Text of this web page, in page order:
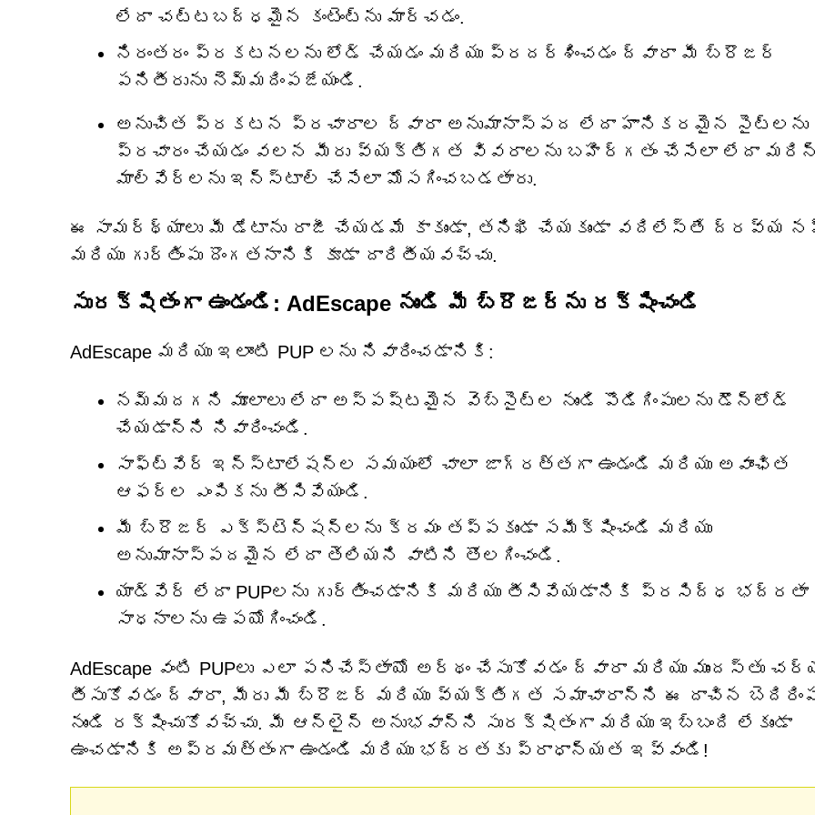
లేదా చట్టబద్ధమైన కంటెంట్‌ను మార్చడం.
నిరంతరం ప్రకటనలను లోడ్ చేయడం మరియు ప్రదర్శించడం ద్వారా మీ బ్రౌజర్
పనితీరును నెమ్మదింపజేయండి.
అనుచిత ప్రకటన ప్రచారాల ద్వారా అనుమానాస్పద లేదా హానికరమైన సైట్‌లను
ప్రచారం చేయడం వలన మీరు వ్యక్తిగత వివరాలను బహిర్గతం చేసేలా లేదా
మాల్వేర్‌లను ఇన్‌స్టాల్ చేసేలా మోసగించబడతారు.
ఈ సామర్థ్యాలు మీ డేటాను రాజీ చేయడమే కాకుండా, తనిఖీ చేయకుండా వదిలేస్తే ద్రవ్య
మరియు గుర్తింపు దొంగతనానికి కూడా దారితీయవచ్చు.
సురక్షితంగా ఉండండి: AdEscape నుండి మీ బ్రౌజర్‌ను రక్షించండి
AdEscape మరియు ఇలాంటి PUP లను నివారించడానికి:
నమ్మదగని మూలాలు లేదా అస్పష్టమైన వెబ్‌సైట్‌ల నుండి పొడిగింపులను డౌన్‌లోడ్
చేయడాన్ని నివారించండి.
సాఫ్ట్‌వేర్ ఇన్‌స్టాలేషన్‌ల సమయంలో చాలా జాగ్రత్తగా ఉండండి మరియు అవాంఛిత
ఆఫర్‌ల ఎంపికను తీసివేయండి.
మీ బ్రౌజర్ ఎక్స్‌టెన్షన్‌లను క్రమం తప్పకుండా సమీక్షించండి మరియు
అనుమానాస్పదమైన లేదా తెలియని వాటిని తొలగించండి.
యాడ్‌వేర్ లేదా PUPలను గుర్తించడానికి మరియు తీసివేయడానికి ప్రసిద్ధ భద్రతా
సాధనాలను ఉపయోగించండి.
AdEscape వంటి PUPలు ఎలా పనిచేస్తాయో అర్థం చేసుకోవడం ద్వారా మరియు ముందస్తు
తీసుకోవడం ద్వారా, మీరు మీ బ్రౌజర్ మరియు వ్యక్తిగత సమాచారాన్ని ఈ దాచిన
నుండి రక్షించుకోవచ్చు. మీ ఆన్‌లైన్ అనుభవాన్ని సురక్షితంగా మరియు ఇబ్బంది లేకుండా
ఉంచడానికి అప్రమత్తంగా ఉండండి మరియు భద్రతకు ప్రాధాన్యత ఇవ్వండి!